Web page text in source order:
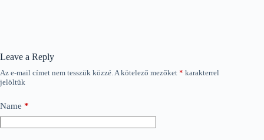
Leave a Reply
Az e-mail címet nem tesszük közzé.A kötelező mezőket * karakterrel
jelöltük
Name *